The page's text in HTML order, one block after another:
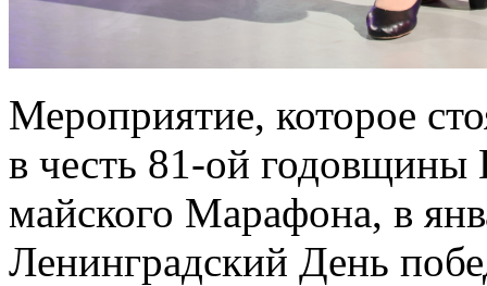
Мероприятие, которое
в честь 81-ой
майского Марафона, в
Ленинградский День